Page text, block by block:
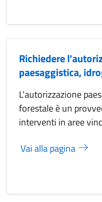
Richiedere
paesaggistica,
L'autorizzazione
forestale è un
interventi in aree
Vai alla pagina